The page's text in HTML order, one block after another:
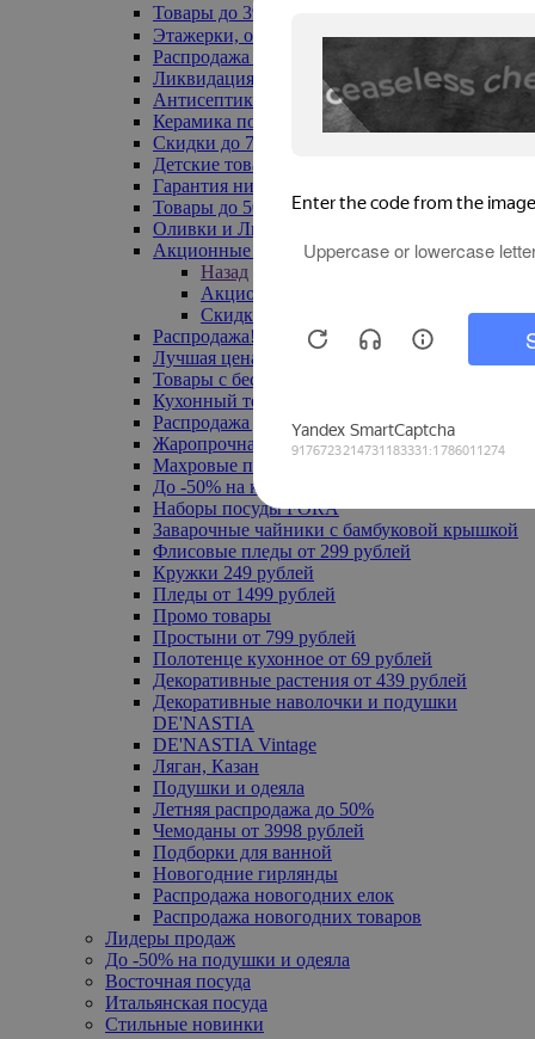
Товары до 399₽
Этажерки, обувницы
Распродажа текстиля до -50%
Ликвидация до -70%
Антисептики
Керамика по 129 руб
Скидки до 70%
Детские товары
Гарантия низкой цены
Товары до 500 руб
Оливки и Лимоны
Акционные товары
Назад
Акционные товары
Скидка 20% по промокоду
Распродажа! Ульяновск до -70%
Лучшая цена
Товары с бесплатной доставкой
Кухонный текстиль
Распродажа до -50%
Жаропрочная посуда
Махровые полотенца
До -50% на ковры
Наборы посуды FORA
Заварочные чайники с бамбуковой крышкой
Флисовые пледы от 299 рублей
Кружки 249 рублей
Пледы от 1499 рублей
Промо товары
Простыни от 799 рублей
Полотенце кухонное от 69 рублей
Декоративные растения от 439 рублей
Декоративные наволочки и подушки
DE'NASTIA
DE'NASTIA Vintage
Ляган, Казан
Подушки и одеяла
Летняя распродажа до 50%
Чемоданы от 3998 рублей
Подборки для ванной
Новогодние гирлянды
Распродажа новогодних елок
Распродажа новогодних товаров
Лидеры продаж
До -50% на подушки и одеяла
Восточная посуда
Итальянская посуда
Стильные новинки